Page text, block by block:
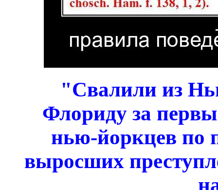
"Свалили из
Флориду за
нью-йоркцев по
выросших